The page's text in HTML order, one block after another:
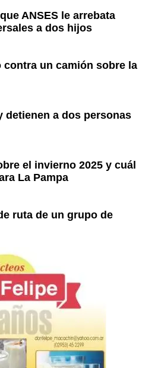
ANSES le arrebata
a dos hijos
contra un camión sobre la
detienen a dos personas
el invierno 2025 y cuál
La Pampa
ruta de un grupo de